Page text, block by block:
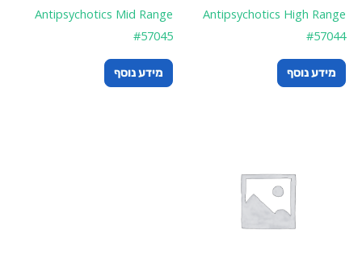
Antipsychotics High Range
#57044
מידע נוסף
Antipsychotics Mid Range
#57045
מידע נוסף